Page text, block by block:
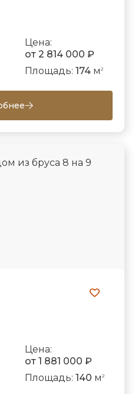
Цена:
от 2 814 000 ₽
Площадь: 174м 2
Цена:
от 1 881 000 ₽
Площадь: 140 м 2